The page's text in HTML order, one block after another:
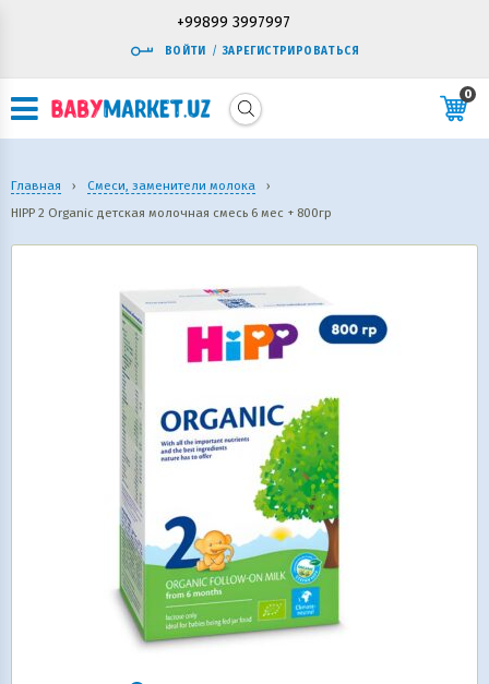
+99899 3997997
ВОЙТИ / ЗАРЕГИСТРИРОВАТЬСЯ
0
Главная › Смеси, заменители молока
›
HIPP 2 Organic детская молочная смесь 6 мес + 800гр